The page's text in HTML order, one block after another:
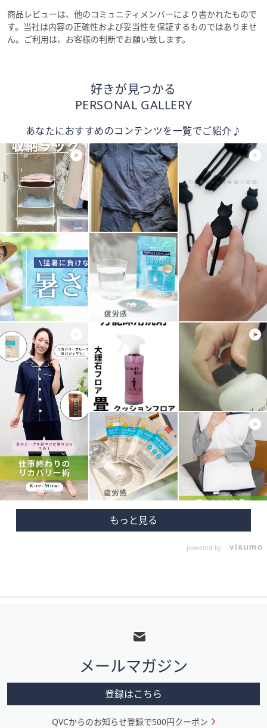
商品レビューは、他のコミュニティメンバーにより書かれたもので
す。当社は内容の正確性および妥当性を保証するものではありませ
ん。ご利用は、お客様の判断でお願い致します。
好きが見つかる
PERSONAL GALLERY
あなたにおすすめのコンテンツを一覧でご紹介♪
powered by
メ
ニ
メールマガジン
登録はこちら
QVCからのお知らせ登録で500円クーポン